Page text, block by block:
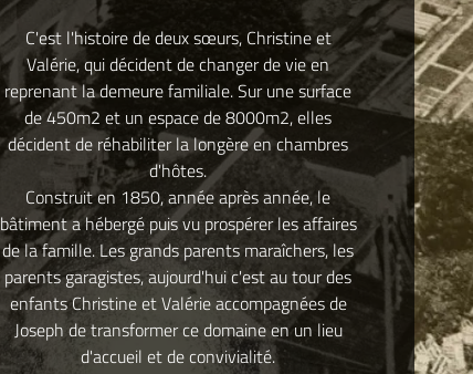
C'est l'histoire de deux sœurs, Christine et
Valérie, qui décident de changer de vie en
reprenant la demeure familiale. Sur une surface
de 450m2 et un espace de 8000m2, elles
décident de réhabiliter la longère en chambres
d'hôtes.
Construit en 1850, année après année, le
bâtiment a hébergé puis vu prospérer les affaires
de la famille. Les grands parents maraîchers, les
parents garagistes, aujourd'hui c'est au tour des
enfants Christine et Valérie accompagnées de
Joseph de transformer ce domaine en un lieu
d'accueil et de convivialité.